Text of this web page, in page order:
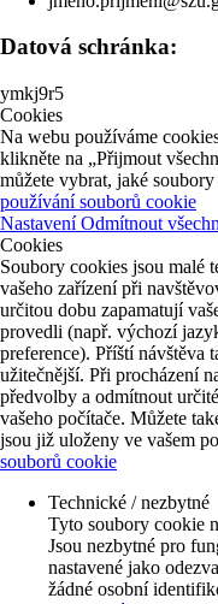
Datová schránka:
ymkj9r5
Cookies
Na webu používáme
klikněte na „Přijmout
můžete vybrat, jaké
používání souborů cookie
NastaveníOdmítnout
Cookies
Soubory cookies jsou malé
vašeho zařízení při
určitou dobu zapamatují
provedli (např. výchozí
preference). Příští návštěva
užitečnější. Při procházení
předvolby a odmítnout
vašeho počítače. Můžete
jsou již uloženy ve vašem
souborů cookie
Technické / nezbytné
Tyto soubory cookie
Jsou nezbytné pro
nastavené jako
žádné osobní